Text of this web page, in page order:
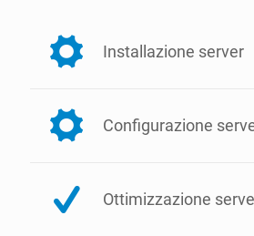
Installazione server
Configurazione
Ottimizzazione